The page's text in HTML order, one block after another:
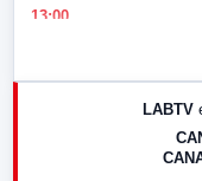
13:00
LABTV